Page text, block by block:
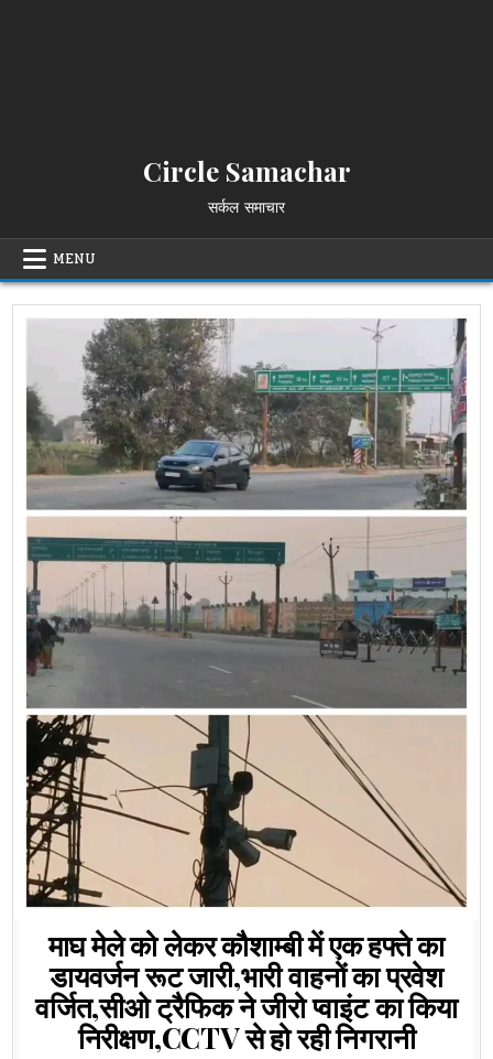
Circle Samachar
सर्कल समाचार
MENU
माघ मेले को लेकर कौशाम्बी में एक हफ्ते का
डायवर्जन रूट जारी,भारी वाहनों का प्रवेश
वर्जित,सीओ ट्रैफिक ने जीरो प्वाइंट का किया
निरीक्षण,CCTV से हो रही निगरानी